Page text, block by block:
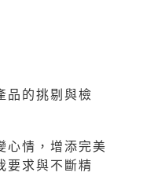
品的挑剔與檢
心情，增添完美
要求與不斷精